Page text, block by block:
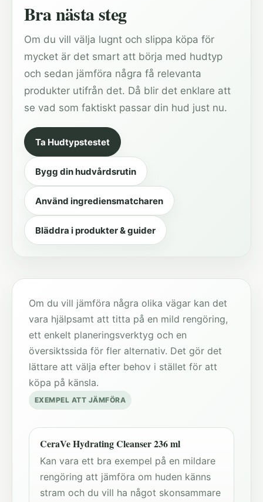
Bra nästa steg
Om du vill välja lugnt och slippa köpa för
mycket är det smart att börja med hudtyp
och sedan jämföra några få relevanta
produkter utifrån det. Då blir det enklare att
se vad som faktiskt passar din hud just nu.
Ta Hudtypstestet
Bygg din hudvårdsrutin
Använd ingrediensmatcharen
Bläddra i produkter & guider
Om du vill jämföra några olika vägar kan det
vara hjälpsamt att titta på en mild rengöring,
ett enkelt planeringsverktyg och en
översiktssida för fler alternativ. Det gör det
lättare att välja efter behov i stället för att
köpa på känsla.
EXEMPEL ATT JÄMFÖRA
CeraVe Hydrating Cleanser 236 ml
Kan vara ett bra exempel på en mildare
rengöring att jämföra om huden känns
stram och du vill ha något skonsammare